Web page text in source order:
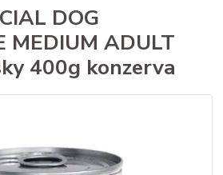
DOG
MEDIUM ADULT
400g konzerva